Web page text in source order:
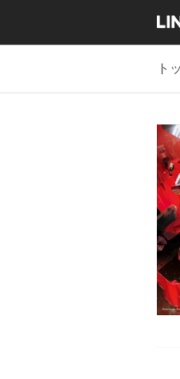
ト